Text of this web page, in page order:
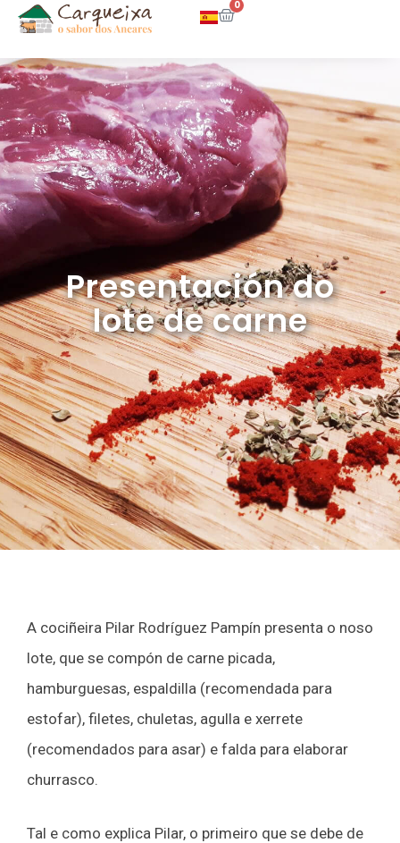
0
Presentación do
lote de carne
A cociñeira Pilar Rodríguez Pampín presenta o noso
lote, que se compón de carne picada,
hamburguesas, espaldilla (recomendada para
estofar), filetes, chuletas, agulla e xerrete
(recomendados para asar) e falda para elaborar
churrasco.
Tal e como explica Pilar, o primeiro que se debe de